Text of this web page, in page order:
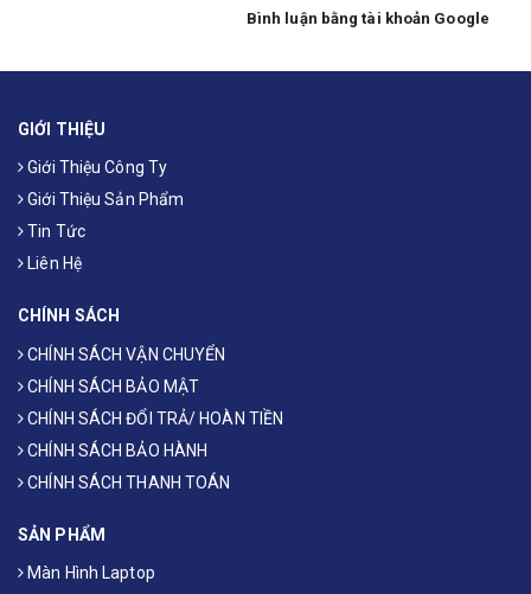
Bình luận bằng tài khoản Google
GIỚI THIỆU
Giới Thiệu Công Ty
Giới Thiệu Sản Phẩm
Tin Tức
Liên Hệ
CHÍNH SÁCH
CHÍNH SÁCH VẬN CHUYỂN
CHÍNH SÁCH BẢO MẬT
CHÍNH SÁCH ĐỔI TRẢ/ HOÀN TIỀN
CHÍNH SÁCH BẢO HÀNH
CHÍNH SÁCH THANH TOÁN
SẢN PHẨM
Màn Hình Laptop